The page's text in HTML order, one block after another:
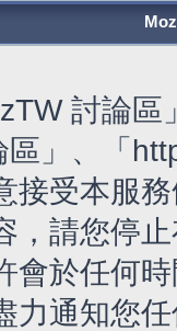
討論
區」、「
接受本服
，請您停
會於任何
力通知您